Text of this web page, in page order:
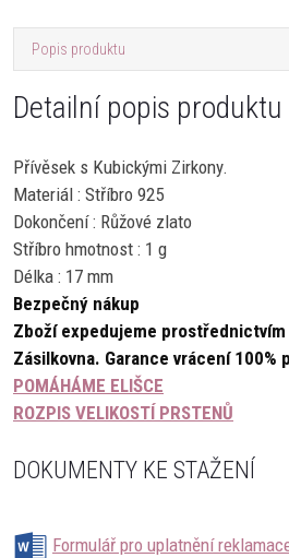
Popis produktu
Detailní popis produktu
Přívěsek s Kubickými Zirkony.
Materiál : Stříbro 925
Dokončení : Růžové zlato
Stříbro hmotnost : 1 g
Délka : 17 mm
Bezpečný nákup
Zboží expedujeme prostřednictvím
Zásilkovna. Garance vrácení 100%
POMÁHÁME ELIŠCE
ROZPIS VELIKOSTÍ PRSTENŮ
DOKUMENTY KE STAŽENÍ
Formulář pro uplatnění